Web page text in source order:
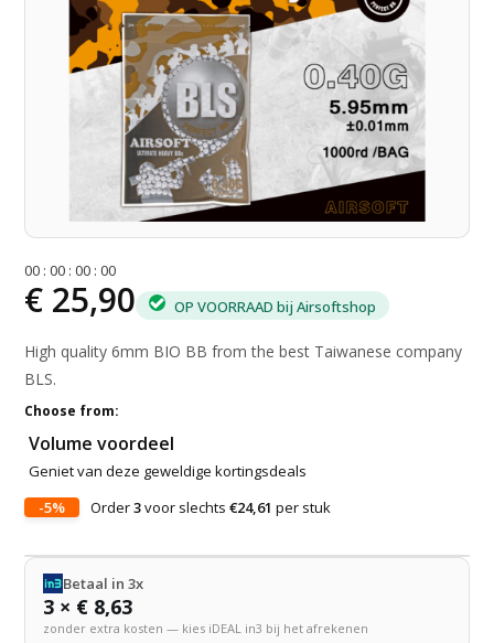
00 :00 :00 :00
€ 25,90 OP VOORRAAD bij Airsoftshop
High quality 6mm BIO BB from the best Taiwanese company
BLS.
Choose from:
Volume voordeel
Geniet van deze geweldige kortingsdeals
-5%
Order3voor slechts€24,61 per stuk
Betaal in 3x
3 × € 8,63
zonder extra kosten — kies iDEAL in3 bij het afrekenen